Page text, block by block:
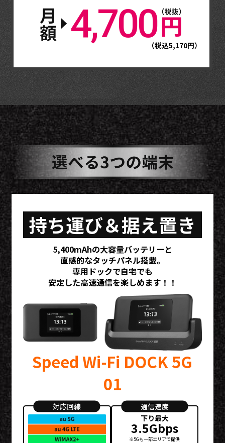
4,700（税込5,170円）
持ち運び＆据え置き
5,400mAhの大容量バッテリーと
直感的なタッチパネル搭載。
専用ドックで自宅でも
安定した高速通信を楽しめます！！
Speed Wi-Fi DOCK 5G
01
対応回線
通信速度
下り最大
3.5Gbps
※5Gも一部エリアで提供